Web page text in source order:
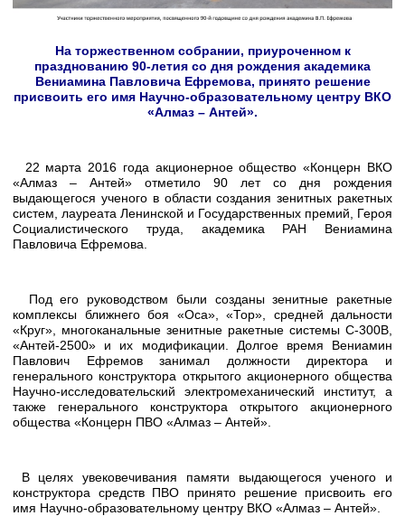
На торжественном собрании, приуроченном к
празднованию 90-летия со дня рождения академика
Вениамина Павловича Ефремова, принято решение
присвоить его имя Научно-образовательному центру ВКО
«Алмаз – Антей».
22 марта 2016 года акционерное общество «Концерн ВКО
«Алмаз – Антей» отметило 90 лет со дня рождения
выдающегося ученого в области создания зенитных ракетных
систем, лауреата Ленинской и Государственных премий, Героя
Социалистического труда, академика РАН Вениамина
Павловича Ефремова.
Под его руководством были созданы зенитные ракетные
комплексы ближнего боя «Оса», «Тор», средней дальности
«Круг», многоканальные зенитные ракетные системы С-300В,
«Антей-2500» и их модификации. Долгое время Вениамин
Павлович Ефремов занимал должности директора и
генерального конструктора открытого акционерного общества
Научно-исследовательский электромеханический институт, а
также генерального конструктора открытого акционерного
общества «Концерн ПВО «Алмаз – Антей».
В целях увековечивания памяти выдающегося ученого и
конструктора средств ПВО принято решение присвоить его
имя Научно-образовательному центру ВКО «Алмаз – Антей».